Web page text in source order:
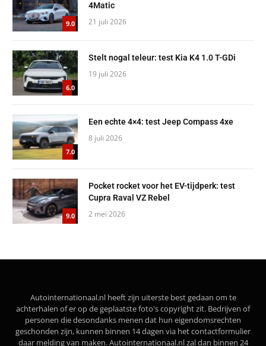
9.0
4Matic
21 juli 2026
6.0
Stelt nogal teleur: test Kia K4 1.0 T-GDi
19 juli 2026
7.0
Een echte 4×4: test Jeep Compass 4xe
8 juli 2026
9.0
Pocket rocket voor het EV-tijdperk: test
Cupra Raval VZ Rebel
2 mei 2026
Autointernationaal.nl heeft zijn uiterste best gedaan om te
achterhalen of er op de geplaatste foto's copyright zit. Bedrijven of
personen die desondanks menen dat hun eigendomsrechten
geschonden zijn, kunnen binnen 14 dagen via het contactformulier
daar melding van maken. Autointernationaal.nl zal dan binnen 24